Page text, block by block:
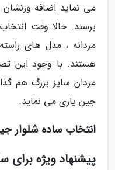
می نماید اضافه وزنشان
برسند. حالا وقت
مردانه ، مدل های
هستند. با وجود این
مردان سایز بزرگ هم
جین یاری می نماید.
انتخاب ساده شلوار
پیشنهاد ویژه برای